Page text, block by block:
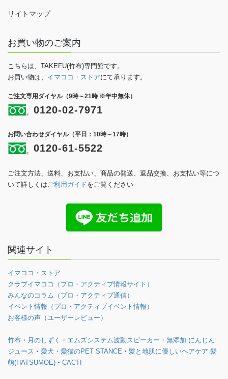
サイトマップ
お買い物のご案内
こちらは、TAKEFU(竹布)専門館です。
お買い物は、 イマココ・ストアにて承ります。
ご注文専用ダイヤル（9時～21時 ※年中無休）
0120-02-7971
お問い合わせダイヤル（平日：10時～17時）
0120-61-5522
ご注文方法、送料、お支払い、商品の発送、返品交換、お支払い等につ
いて詳しくはご利用ガイドをご覧ください
関連サイト
イマココ・ストア
クラブイマココ（プロ・アクティブ情報サイト）
みんなのコラム（プロ・アクティブ通信）
イベント情報（プロ・アクティブイベント情報）
お客様の声（ユーザーレビュー）
竹布 ・ 月のしずく ・ エムズシステム波動スピーカー ・ 無添加 にんじん
ジュース ・ 愛犬・愛猫のPET STANCE ・ 髪と地肌に優しいヘアケア 髪
萌(HATSUMOE) ・ CACTI